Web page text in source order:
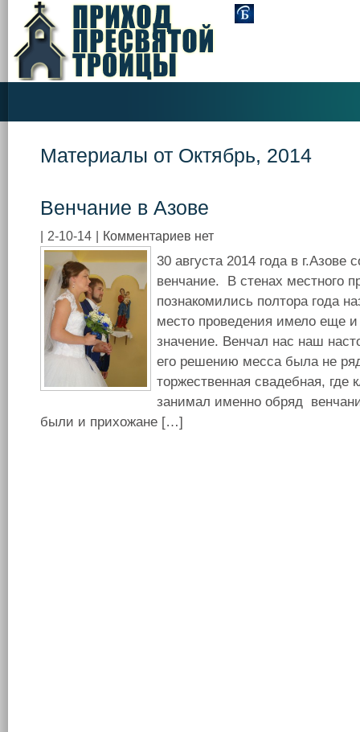
Материалы от Октябрь, 2014
Венчание в Азове
2-10-14 Комментариев нет
30 августа 2014 года в г.Азове
венчание. В стенах местного
познакомились полтора года
место проведения имело еще
значение. Венчал нас наш
его решению месса была не
торжественная свадебная, где
занимал именно обряд
были и прихожане […]